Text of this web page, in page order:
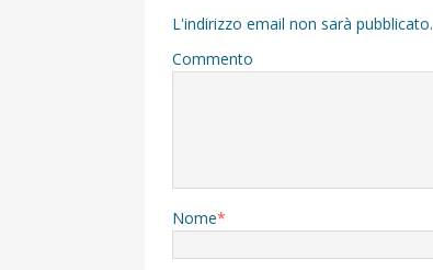
L'indirizzo email non sarà pubblicato.
Commento
Nome*